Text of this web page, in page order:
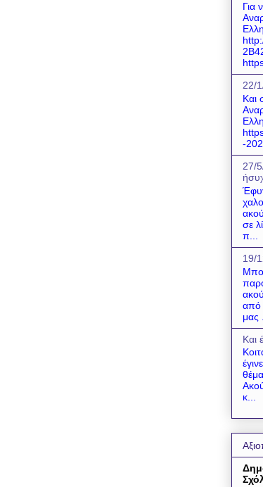
Για
22/
Και
-
27/
σε
π...
19/
από
μας
Και
κ...